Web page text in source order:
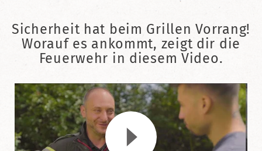
Sicherheit hat beim Grillen Vorrang!
Worauf es ankommt, zeigt dir die
Feuerwehr in diesem Video.